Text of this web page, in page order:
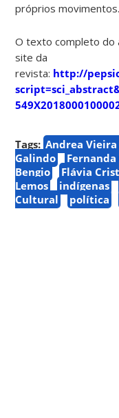
próprios movimentos.
O texto completo do
site da
revista: http://
Tags: Andrea
Galindo
Bengio
Flávia
Lemos
indígenas
Cultural
política